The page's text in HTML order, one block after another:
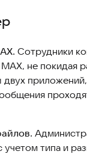
Сотрудники
не покидая
двух
учетом типа и